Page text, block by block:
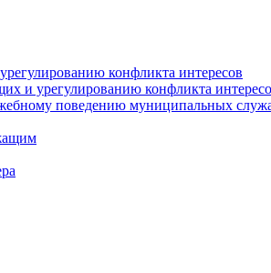
конфликта интересов
и урегулированию конфликта
поведению муниципальных